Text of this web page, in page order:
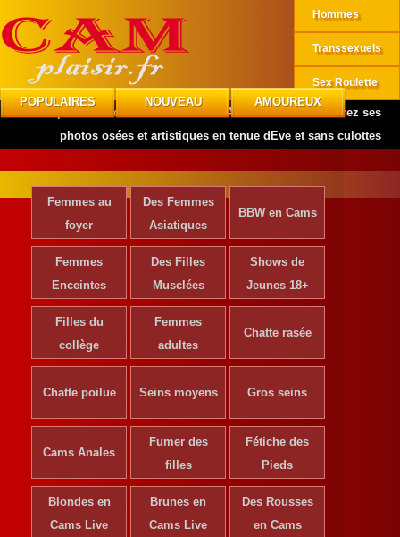
POPULAIRES NOUVEAU AMOUREUX
Hommes
Transsexuels
Sex Roulette
CAMplaisir»Actrices de Cinéma»Anita Morris: Découvrez ses
photos osées et artistiques en tenue dEve et sans culottes
Femmes au
foyer
Des Femmes
Asiatiques
BBW en Cams
Femmes
Enceintes
Des Filles
Musclées
Shows de
Jeunes 18+
Filles du
collège
Femmes
adultes
Chatte rasée
Chatte poilue Seins moyens Gros seins
Cams Anales
Fumer des
filles
Fétiche des
Pieds
Blondes en
Cams Live
Brunes en
Cams Live
Des Rousses
en Cams